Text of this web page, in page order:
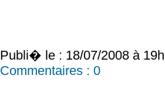
Publi� le : 18/07/2008 à
Commentaires : 0